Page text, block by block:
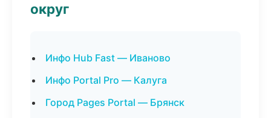
округ
Инфо Hub Fast — Иваново
Инфо Portal Pro — Калуга
Город Pages Portal — Брянск